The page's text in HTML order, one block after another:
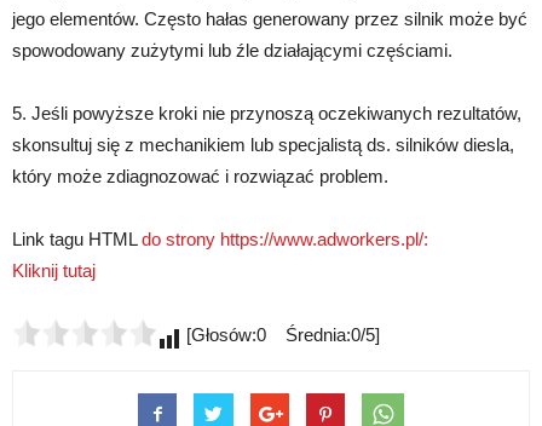
jego elementów. Często hałas generowany przez silnik może być
spowodowany zużytymi lub źle działającymi częściami.
5. Jeśli powyższe kroki nie przynoszą oczekiwanych rezultatów,
skonsultuj się z mechanikiem lub specjalistą ds. silników diesla,
który może zdiagnozować i rozwiązać problem.
Link tagu HTMLdo strony https://www.adworkers.pl/:
Kliknij tutaj
[Głosów:0 Średnia:0/5]